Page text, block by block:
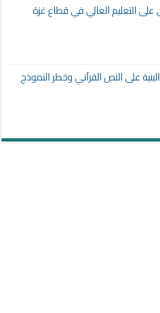
التعليم العالي في قطاع غزة
على النص القرآني وخطر النموذج